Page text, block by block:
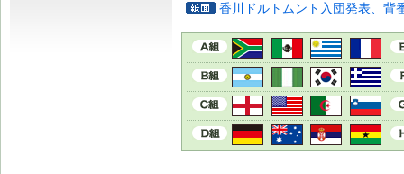
香川ドルトムント入団発表、背